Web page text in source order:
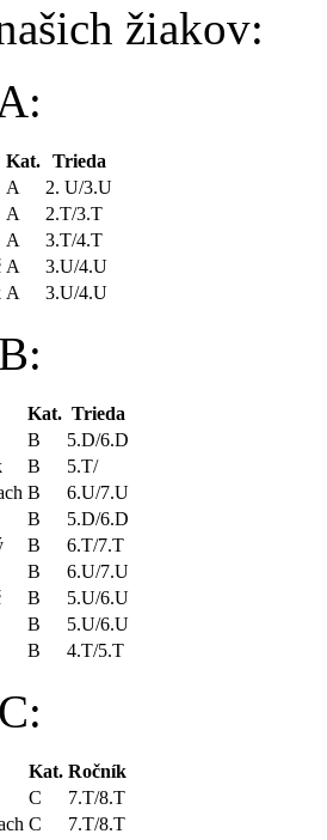
žiakov:
Kat. Trieda
A
2. U/3.U
A
2.T/3.T
A
3.T/4.T
A
3.U/4.U
A 3.U/4.U
Kat. Trieda
B
5.D/6.D
B
5.T/
B
6.U/7.U
B
5.D/6.D
B
6.T/7.T
B
6.U/7.U
B
5.U/6.U
B
5.U/6.U
B 4.T/5.T
Kat. Ročník
C
7.T/8.T
C
7.T/8.T